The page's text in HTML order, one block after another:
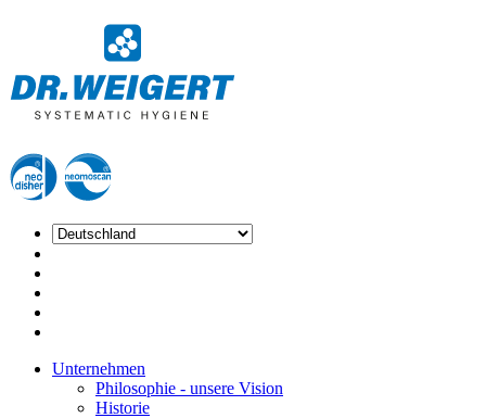
Unternehmen
Philosophie - unsere Vision
Historie